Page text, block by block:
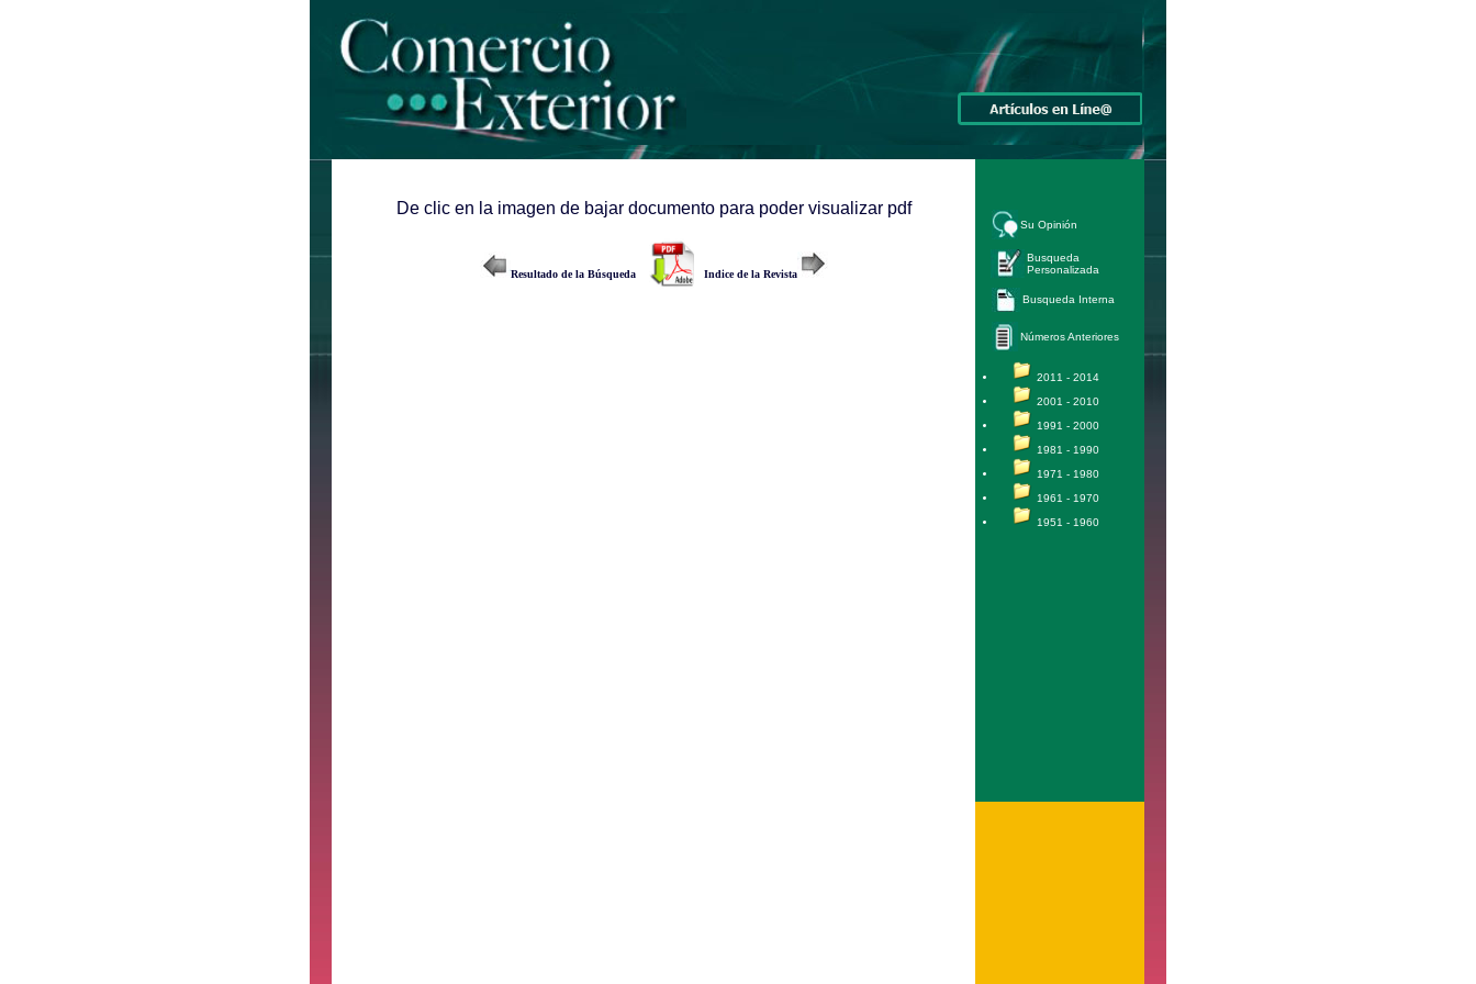
De clic en la imagen de bajar documento para poder visualizar pdf
Resultado de la Búsqueda Indice de la Revista
Su Opinión
Busqueda
Personalizada
Busqueda Interna
Números Anteriores
2011 - 2014
2001 - 2010
1991 - 2000
1981 - 1990
1971 - 1980
1961 - 1970
1951 - 1960